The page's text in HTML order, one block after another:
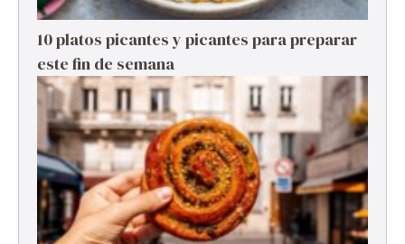
10 platos picantes y picantes para preparar
este fin de semana